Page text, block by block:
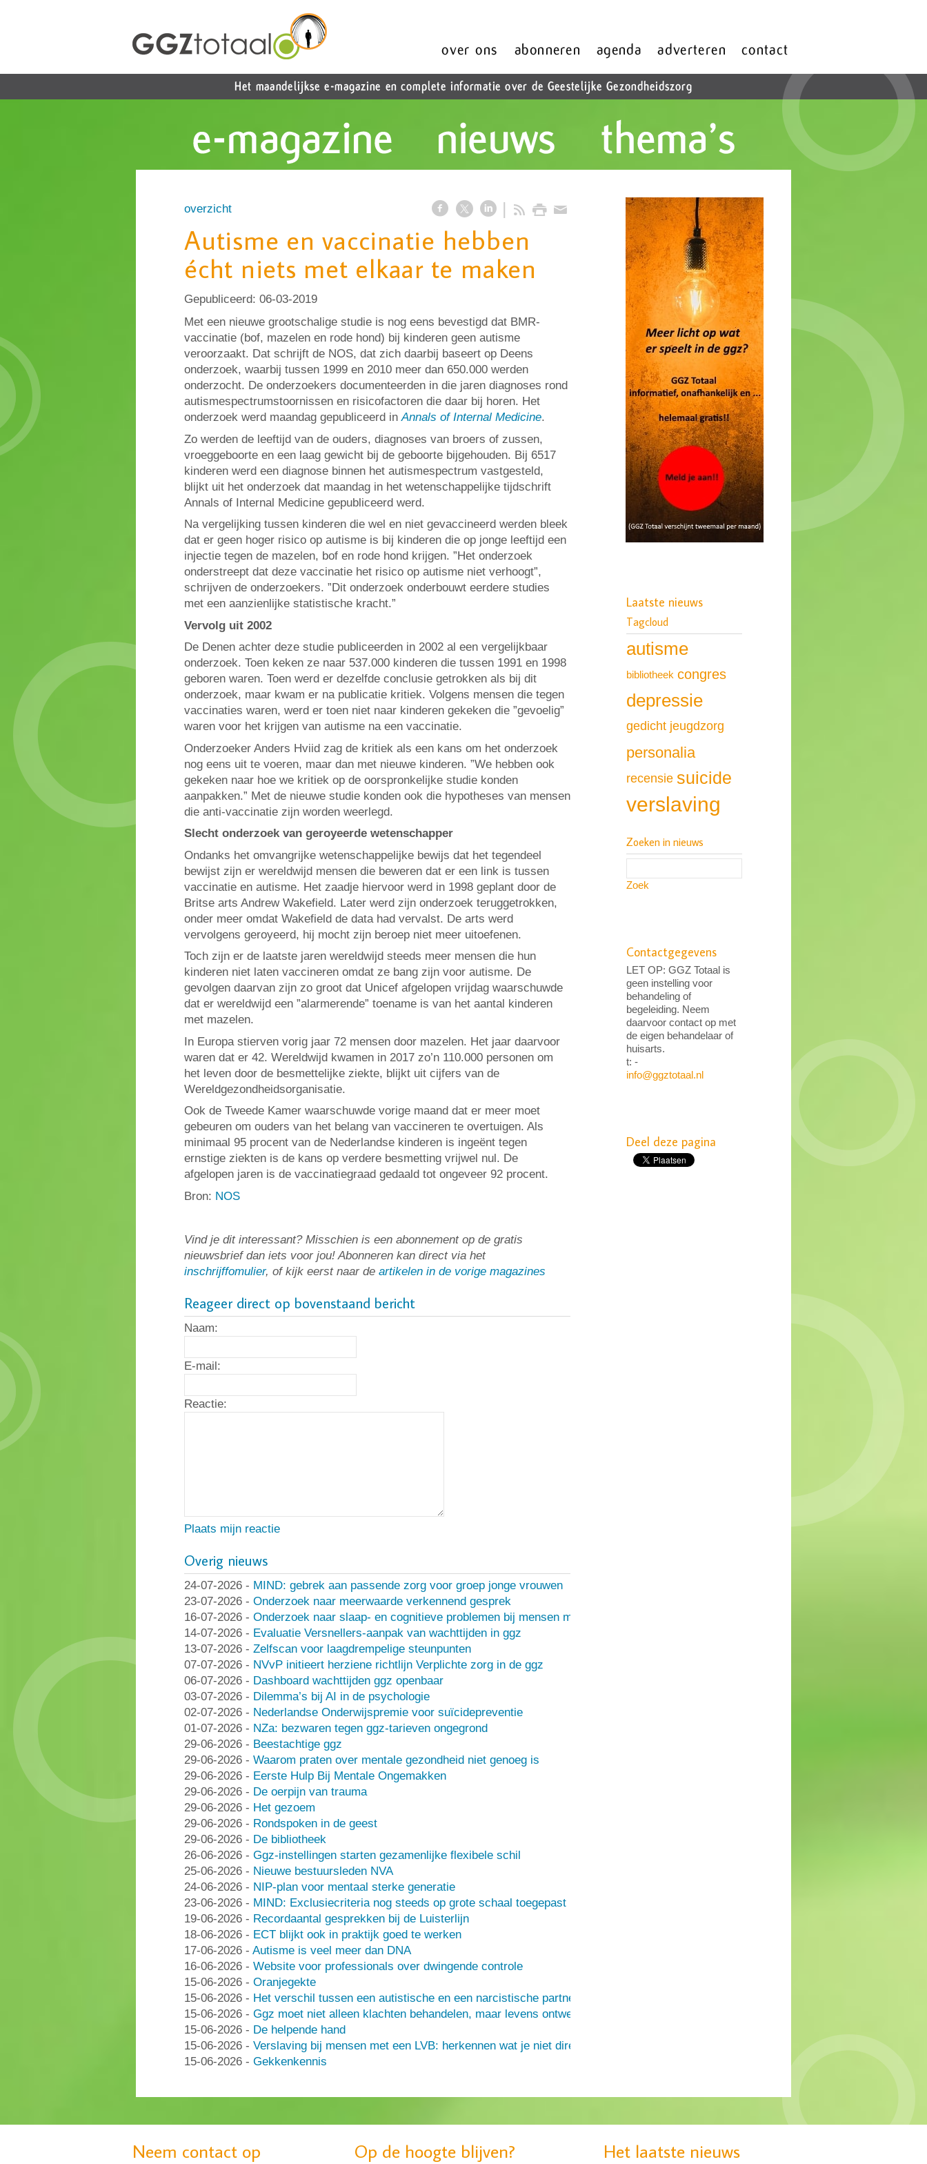
overzicht
Autisme en vaccinatie hebben
écht niets met elkaar te maken
Gepubliceerd: 06-03-2019
Met een nieuwe grootschalige studie is nog eens bevestigd dat BMR-
vaccinatie (bof, mazelen en rode hond) bij kinderen geen autisme
veroorzaakt. Dat schrijft de NOS, dat zich daarbij baseert op Deens
onderzoek, waarbij tussen 1999 en 2010 meer dan 650.000 werden
onderzocht. De onderzoekers documenteerden in die jaren diagnoses rond
autismespectrumstoornissen en risicofactoren die daar bij horen. Het
onderzoek werd maandag gepubliceerd inAnnals of Internal Medicine.
Zo werden de leeftijd van de ouders, diagnoses van broers of zussen,
vroeggeboorte en een laag gewicht bij de geboorte bijgehouden. Bij 6517
kinderen werd een diagnose binnen het autismespectrum vastgesteld,
blijkt uit het onderzoek dat maandag in het wetenschappelijke tijdschrift
Annals of Internal Medicine gepubliceerd werd.
Na vergelijking tussen kinderen die wel en niet gevaccineerd werden bleek
dat er geen hoger risico op autisme is bij kinderen die op jonge leeftijd een
injectie tegen de mazelen, bof en rode hond krijgen. ”Het onderzoek
onderstreept dat deze vaccinatie het risico op autisme niet verhoogt”,
schrijven de onderzoekers. ”Dit onderzoek onderbouwt eerdere studies
met een aanzienlijke statistische kracht.”
Vervolg uit 2002
De Denen achter deze studie publiceerden in 2002 al een vergelijkbaar
onderzoek. Toen keken ze naar 537.000 kinderen die tussen 1991 en 1998
geboren waren. Toen werd er dezelfde conclusie getrokken als bij dit
onderzoek, maar kwam er na publicatie kritiek. Volgens mensen die tegen
vaccinaties waren, werd er toen niet naar kinderen gekeken die ”gevoelig”
waren voor het krijgen van autisme na een vaccinatie.
Onderzoeker Anders Hviid zag de kritiek als een kans om het onderzoek
nog eens uit te voeren, maar dan met nieuwe kinderen. ”We hebben ook
gekeken naar hoe we kritiek op de oorspronkelijke studie konden
aanpakken.” Met de nieuwe studie konden ook die hypotheses van mensen
die anti-vaccinatie zijn worden weerlegd.
Slecht onderzoek van geroyeerde wetenschapper
Ondanks het omvangrijke wetenschappelijke bewijs dat het tegendeel
bewijst zijn er wereldwijd mensen die beweren dat er een link is tussen
vaccinatie en autisme. Het zaadje hiervoor werd in 1998 geplant door de
Britse arts Andrew Wakefield. Later werd zijn onderzoek teruggetrokken,
onder meer omdat Wakefield de data had vervalst. De arts werd
vervolgens geroyeerd, hij mocht zijn beroep niet meer uitoefenen.
Toch zijn er de laatste jaren wereldwijd steeds meer mensen die hun
kinderen niet laten vaccineren omdat ze bang zijn voor autisme. De
gevolgen daarvan zijn zo groot dat Unicef afgelopen vrijdag waarschuwde
dat er wereldwijd een ”alarmerende” toename is van het aantal kinderen
met mazelen.
In Europa stierven vorig jaar 72 mensen door mazelen. Het jaar daarvoor
waren dat er 42. Wereldwijd kwamen in 2017 zo’n 110.000 personen om
het leven door de besmettelijke ziekte, blijkt uit cijfers van de
Wereldgezondheidsorganisatie.
Ook de Tweede Kamer waarschuwde vorige maand dat er meer moet
gebeuren om ouders van het belang van vaccineren te overtuigen. Als
minimaal 95 procent van de Nederlandse kinderen is ingeënt tegen
ernstige ziekten is de kans op verdere besmetting vrijwel nul. De
afgelopen jaren is de vaccinatiegraad gedaald tot ongeveer 92 procent.
Bron: NOS
Vind je dit interessant? Misschien is een abonnement op de gratis
nieuwsbrief dan iets voor jou! Abonneren kan direct via het
inschrijffomulier, of kijk eerst naar de artikelen in de vorige magazines
Reageer direct op bovenstaand bericht
Naam:
E-mail:
Reactie:
Plaats mijn reactie
Overig nieuws
24-07-2026 - MIND: gebrek aan passende zorg voor groep jonge vrouwen
23-07-2026 - Onderzoek naar meerwaarde verkennend gesprek
16-07-2026 - Onderzoek naar slaap- en cognitieve problemen bij mensen met een depressie
14-07-2026 - Evaluatie Versnellers-aanpak van wachttijden in ggz
13-07-2026 - Zelfscan voor laagdrempelige steunpunten
07-07-2026 - NVvP initieert herziene richtlijn Verplichte zorg in de ggz
06-07-2026 - Dashboard wachttijden ggz openbaar
03-07-2026 - Dilemma’s bij AI in de psychologie
02-07-2026 - Nederlandse Onderwijspremie voor suïcidepreventie
01-07-2026 - NZa: bezwaren tegen ggz-tarieven ongegrond
29-06-2026 - Beestachtige ggz
29-06-2026 - Waarom praten over mentale gezondheid niet genoeg is
29-06-2026 - Eerste Hulp Bij Mentale Ongemakken
29-06-2026 - De oerpijn van trauma
29-06-2026 - Het gezoem
29-06-2026 - Rondspoken in de geest
29-06-2026 - De bibliotheek
26-06-2026 - Ggz-instellingen starten gezamenlijke flexibele schil
25-06-2026 - Nieuwe bestuursleden NVA
24-06-2026 - NIP-plan voor mentaal sterke generatie
23-06-2026 - MIND: Exclusiecriteria nog steeds op grote schaal toegepast
19-06-2026 - Recordaantal gesprekken bij de Luisterlijn
18-06-2026 - ECT blijkt ook in praktijk goed te werken
17-06-2026 - Autisme is veel meer dan DNA
16-06-2026 - Website voor professionals over dwingende controle
15-06-2026 - Oranjegekte
15-06-2026 - Het verschil tussen een autistische en een narcistische partner
15-06-2026 - Ggz moet niet alleen klachten behandelen, maar levens ontwerpen
15-06-2026 - De helpende hand
15-06-2026 - Verslaving bij mensen met een LVB: herkennen wat je niet direct ziet
15-06-2026 - Gekkenkennis
Laatste nieuws
Tagcloud
autisme
bibliotheek congres
depressie
gedicht jeugdzorg
personalia
recensie suicide
verslaving
Zoeken in nieuws
Zoek
Contactgegevens
LET OP: GGZ Totaal is
geen instelling voor
behandeling of
begeleiding. Neem
daarvoor contact op met
de eigen behandelaar of
huisarts.
t: -
info@ggztotaal.nl
Deel deze pagina
Neem contact op Op de hoogte blijven? Het laatste nieuws
MIND: gebrek aan